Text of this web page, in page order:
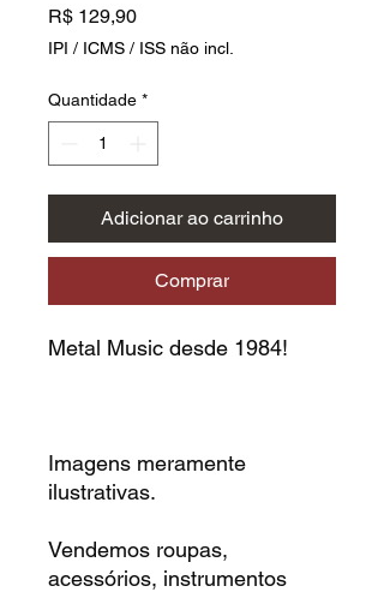
R$ 129,90Preço
IPI / ICMS / ISS não incl.
Quantidade *
Adicionar ao carrinho
Comprar
Metal Music desde 1984!
Imagens meramente
ilustrativas.
Vendemos roupas,
acessórios, instrumentos